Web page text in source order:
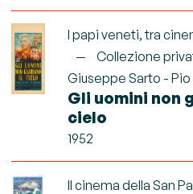
I papi veneti, tra
Collezione
Giuseppe Sarto - Pio
Gli uomini non
cielo
1952
Il cinema della San